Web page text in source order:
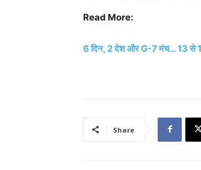
Read More:
6 दिन, 2 देश और G-7 मंच… 13 से 18
Share